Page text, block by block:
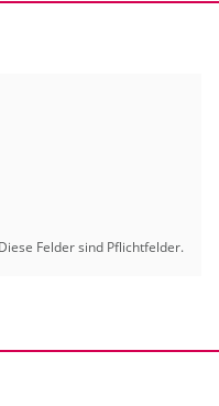
Fel­der sind Pflicht­fel­der.